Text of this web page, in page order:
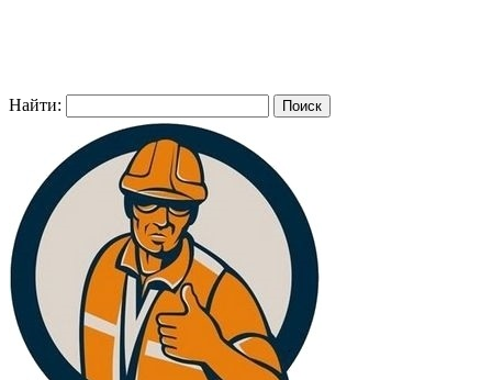
Найти: